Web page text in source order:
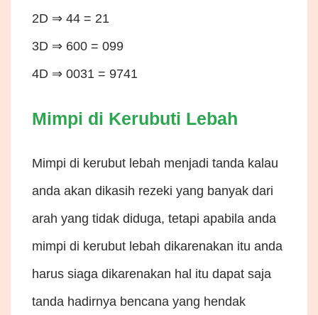
2D ⇒ 44 = 21
3D ⇒ 600 = 099
4D ⇒ 0031 = 9741
Mimpi di Kerubuti Lebah
Mimpi di kerubut lebah menjadi tanda kalau
anda akan dikasih rezeki yang banyak dari
arah yang tidak diduga, tetapi apabila anda
mimpi di kerubut lebah dikarenakan itu anda
harus siaga dikarenakan hal itu dapat saja
tanda hadirnya bencana yang hendak